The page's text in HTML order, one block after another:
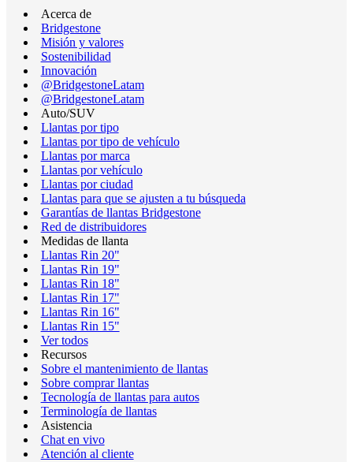
Acerca de
Bridgestone
Misión y valores
Sostenibilidad
Innovación
@BridgestoneLatam
@BridgestoneLatam
Auto/SUV
Llantas por tipo
Llantas por tipo de vehículo
Llantas por marca
Llantas por vehículo
Llantas por ciudad
Llantas para que se ajusten a tu búsqueda
Garantías de llantas Bridgestone
Red de distribuidores
Medidas de llanta
Llantas Rin 20"
Llantas Rin 19"
Llantas Rin 18"
Llantas Rin 17"
Llantas Rin 16"
Llantas Rin 15"
Ver todos
Recursos
Sobre el mantenimiento de llantas
Sobre comprar llantas
Tecnología de llantas para autos
Terminología de llantas
Asistencia
Chat en vivo
Atención al cliente